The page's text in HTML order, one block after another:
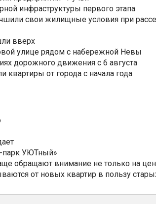
инфраструктуры первого этапа
свои жилищные условия при
вверх
улице рядом с набережной Невы
дорожного движения с 6 августа
квартиры от города с начала года
парк УЮТный»
обращают внимание не только на
от новых квартир в пользу